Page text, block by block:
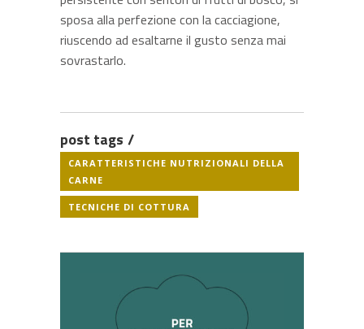
sposa alla perfezione con la cacciagione,
riuscendo ad esaltarne il gusto senza mai
sovrastarlo.
post tags
CARATTERISTICHE NUTRIZIONALI DELLA
CARNE
TECNICHE DI COTTURA